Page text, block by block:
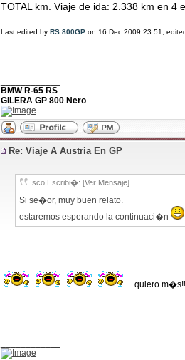
TOTAL km. Viaje de ida: 2.338 km en 4
Last edited by RS 800GP on 16 Dec 2009 23:51;
BMW R-65 RS
GILERA GP 800 Nero
Re: Viaje A Austria En GP
sco Escribi�: [Ver Mensaje]
Si se�or, muy buen relato.
estaremos esperando la continuaci�n
...quiero